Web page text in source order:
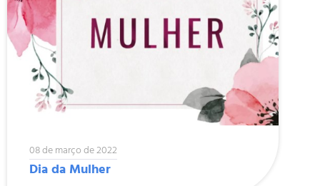
08 de março de 2022
Dia da Mulher